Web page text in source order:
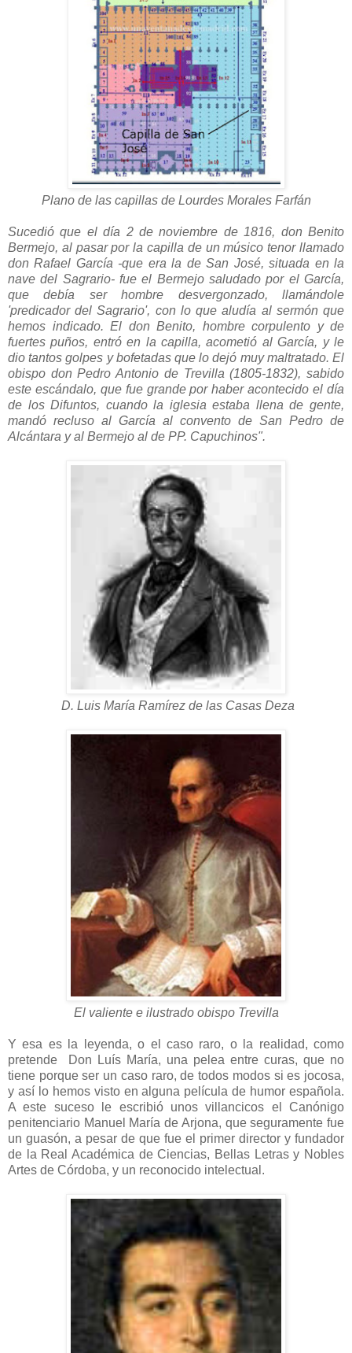
Plano de las capillas de Lourdes Morales Farfán
Sucedió que el día 2 de noviembre de 1816, don Benito
Bermejo, al pasar por la capilla de un músico tenor llamado
don Rafael García -que era la de San José, situada en la
nave del Sagrario- fue el Bermejo saludado por el García,
que debía ser hombre desvergonzado, llamándole
'predicador del Sagrario', con lo que aludía al sermón que
hemos indicado. El don Benito, hombre corpulento y de
fuertes puños, entró en la capilla, acometió al García, y le
dio tantos golpes y bofetadas que lo dejó muy maltratado. El
obispo don Pedro Antonio de Trevilla (1805-1832), sabido
este escándalo, que fue grande por haber acontecido el día
de los Difuntos, cuando la iglesia estaba llena de gente,
mandó recluso al García al convento de San Pedro de
Alcántara y al Bermejo al de PP. Capuchinos".
D. Luis María Ramírez de las Casas Deza
El valiente e ilustrado obispo Trevilla
Y esa es la leyenda, o el caso raro, o la realidad, como
pretende Don Luís María, una pelea entre curas, que no
tiene porque ser un caso raro, de todos modos si es jocosa,
y así lo hemos visto en alguna película de humor española.
A este suceso le escribió unos villancicos el Canónigo
penitenciario Manuel María de Arjona, que seguramente fue
un guasón, a pesar de que fue el primer director y fundador
de la Real Académica de Ciencias, Bellas Letras y Nobles
Artes de Córdoba, y un reconocido intelectual.